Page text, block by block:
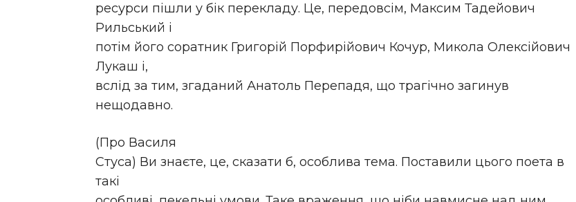
ресурси пішли у бік перекладу. Це, передовсім, Максим Тадейович
Рильський і
потім його соратник Григорій Порфирійович Кочур, Микола Олексійович
Лукаш і,
вслід за тим, згаданий Анатоль Перепадя, що трагічно загинув
нещодавно.
(Про Василя
Стуса) Ви знаєте, це, сказати б, особлива тема. Поставили цього поета в
такі